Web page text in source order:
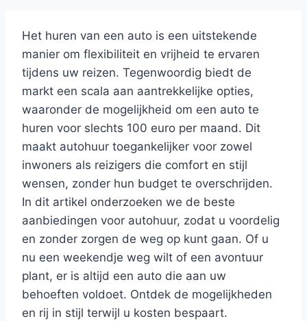
Het huren van een auto is een uitstekende
manier om flexibiliteit en vrijheid te ervaren
tijdens uw reizen. Tegenwoordig biedt de
markt een scala aan aantrekkelijke opties,
waaronder de mogelijkheid om een auto te
huren voor slechts 100 euro per maand. Dit
maakt autohuur toegankelijker voor zowel
inwoners als reizigers die comfort en stijl
wensen, zonder hun budget te overschrijden.
In dit artikel onderzoeken we de beste
aanbiedingen voor autohuur, zodat u voordelig
en zonder zorgen de weg op kunt gaan. Of u
nu een weekendje weg wilt of een avontuur
plant, er is altijd een auto die aan uw
behoeften voldoet. Ontdek de mogelijkheden
en rij in stijl terwijl u kosten bespaart.